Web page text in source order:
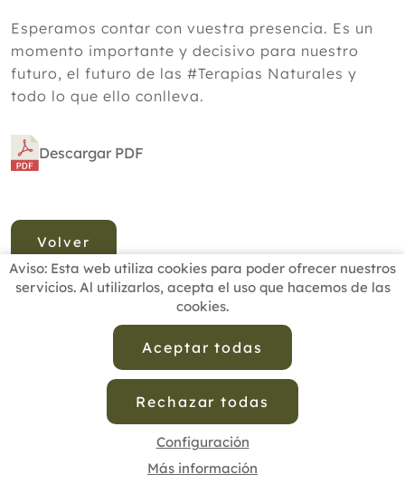
Esperamos contar con vuestra presencia. Es un
momento importante y decisivo para nuestro
futuro, el futuro de las #Terapias Naturales y
todo lo que ello conlleva.
Descargar PDF
Volver
Aviso: Esta web utiliza cookies para poder ofrecer nuestros
servicios. Al utilizarlos, acepta el uso que hacemos de las
cookies.
Aceptar todas
Rechazar todas
Configuración
Más información
BUSCADOR PROFESIONALES
ESCUELAS RECOMENDADAS
CONTACTO
Política de Privacidad de Datos
Política de Calidad
Política de Cookies
Configuración de Cookies
© 2025 - Diseño y programación por